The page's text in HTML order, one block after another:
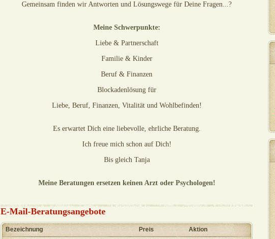
PIN: 118
Du hast nicht deine Karten zur
einem Gespräch mit mir reflektiert,
wieso mein Situation so ist wie sie
einfühlsam und ehrlich. Würde dir
Gemeinsam finden wir Antworten und Lösungswege für Deine Fragen...?
Meine Schwerpunkte:
Liebe & Partnerschaft
Familie & Kinder
Beruf & Finanzen
Blockadenlösung für
Liebe, Beruf, Finanzen, Vitalität und Wohlbefinden!
Es erwartet Dich eine liebevolle, ehrliche Beratung.
Ich freue mich schon auf Dich!
Bis gleich Tanja
Meine Beratungen ersetzen keinen Arzt oder Psychologen!
E-Mail-Beratungsangebote
Bezeichnung Preis
Aktion